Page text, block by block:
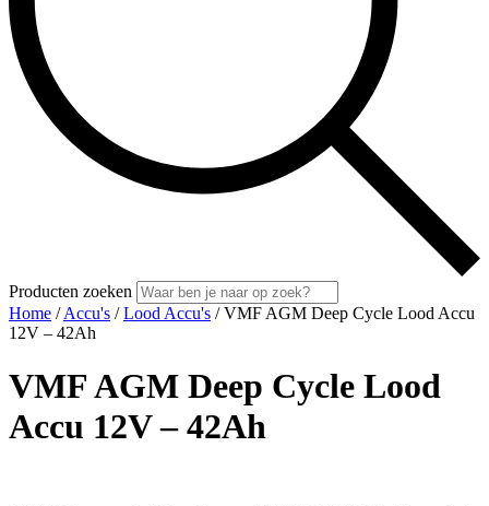
Producten zoeken
Home /Accu's /Lood Accu's / VMF AGM Deep Cycle Lood Accu
12V – 42Ah
VMF AGM Deep Cycle Lood
Accu 12V – 42Ah